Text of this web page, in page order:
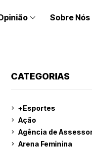
Sobre Nós
CATEGORIAS
+Esportes
Ação
Agência de
Arena Feminina